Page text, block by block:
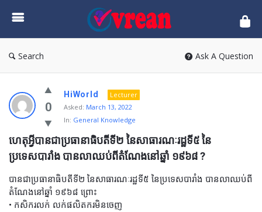
vrean.com
Search Ask A Question
0
HiWorld
Lecturer
Asked: March 13, 2022
In: General Knowledge
ហេតុអ្វីបានជាប្រធានាធិបតីទី២ នៃសាធារណៈរដ្ឋទី៥ នៃ
ប្រទេសបារាំង បានលាឈប់ពីតំណែងនៅឆ្នាំ ១៩៦៨ ?
បានជាប្រធានាធិបតីទី២ នៃសាធារណៈរដ្ឋទី៥ នៃប្រទេសបារាំង បានលាឈប់ពី
តំណែងនៅឆ្នាំ ១៩៦៨ ព្រោះ
• កសិករលក់ លក់ផលិតករមិនចេញ